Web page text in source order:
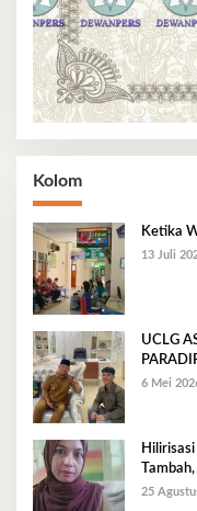
Kolom
Ketika
13 Juli
UCLG
6 Mei
25